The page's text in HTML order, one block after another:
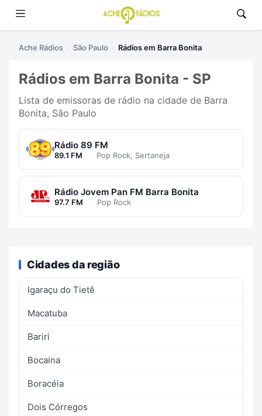
Ache Rádios São Paulo Rádios em Barra Bonita
Rádios em Barra Bonita - SP
Lista de emissoras de rádio na cidade de Barra
Bonita, São Paulo
Rádio 89 FM
89.1 FM · Pop Rock, Sertaneja
Rádio Jovem Pan FM Barra Bonita
97.7 FM · Pop Rock
Cidades da região
Igaraçu do Tietê
Macatuba
Bariri
Bocaina
Boracéia
Dois Córregos